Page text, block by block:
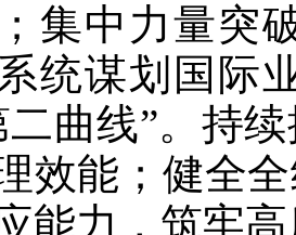
集中力量突
统谋划国际
二曲线”。持
效能；健全
能力，筑牢